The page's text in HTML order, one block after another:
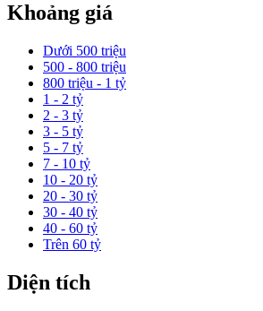
Khoảng giá
Dưới 500 triệu
500 - 800 triệu
800 triệu - 1 tỷ
1 - 2 tỷ
2 - 3 tỷ
3 - 5 tỷ
5 - 7 tỷ
7 - 10 tỷ
10 - 20 tỷ
20 - 30 tỷ
30 - 40 tỷ
40 - 60 tỷ
Trên 60 tỷ
Diện tích